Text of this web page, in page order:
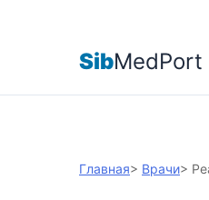
SibMedPort
Главная> Врачи>